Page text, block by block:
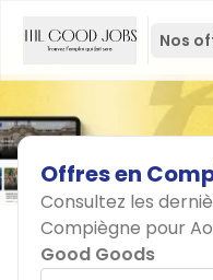
Nos
Offresen
Consultez les
Compiègne pour
Good Goods
Rechercher par job,